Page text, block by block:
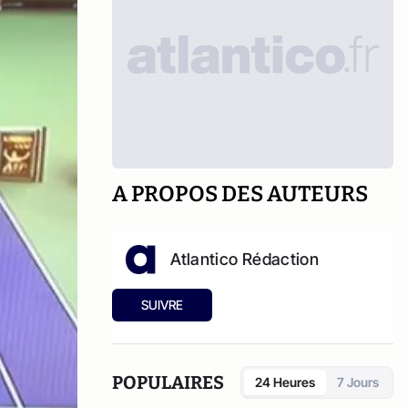
A PROPOS DES AUTEURS
Atlantico Rédaction
SUIVRE
POPULAIRES 24 Heures 7 Jours